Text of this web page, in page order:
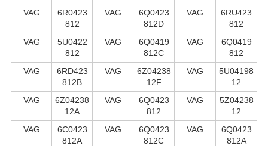
VAG
6R0423
812
VAG
6Q0423
812D
VAG
6RU423
812
VAG
5U0422
812
VAG
6Q0419
812C
VAG
6Q0419
812
VAG
6RD423
812B
VAG
6Z04238
12F
VAG
5U04198
12
VAG
6Z04238
12A
VAG
6Q0423
812
VAG
5Z04238
12
VAG
6C0423
812A
VAG
6Q0423
812C
VAG
6Q0423
812A